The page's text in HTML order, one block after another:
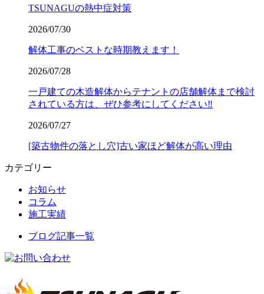
TSUNAGUの熱中症対策
2026/07/30
解体工事のベストな時期教えます！
2026/07/28
一戸建ての木造解体からテナントの店舗解体まで検討
されている方は、ぜひ参考にしてください‼️
2026/07/27
[築古物件の落とし穴]古い家ほど解体が高い理由
カテゴリー
お知らせ
コラム
施工実績
ブログ記事一覧